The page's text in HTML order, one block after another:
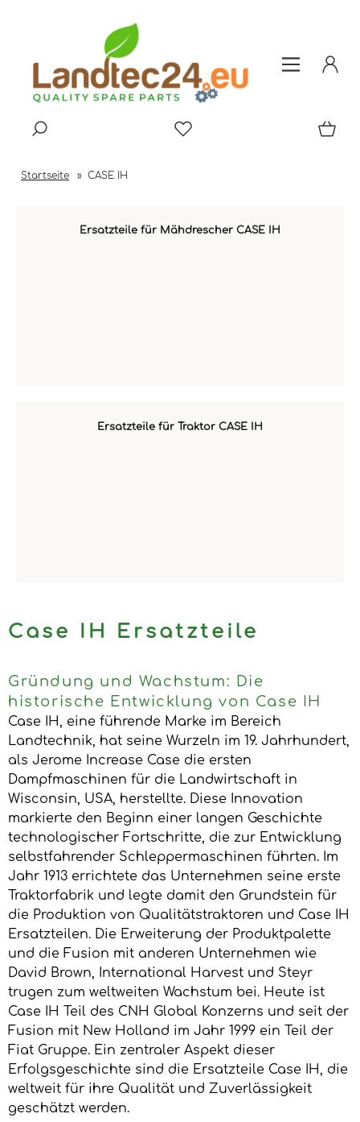
Startseite » CASE IH
Ersatzteile für Mähdrescher CASE IH
Ersatzteile für Traktor CASE IH
Case IH Ersatzteile
Gründung und Wachstum: Die
historische Entwicklung von Case IH
Case IH, eine führende Marke im Bereich
Landtechnik, hat seine Wurzeln im 19. Jahrhundert,
als Jerome Increase Case die ersten
Dampfmaschinen für die Landwirtschaft in
Wisconsin, USA, herstellte. Diese Innovation
markierte den Beginn einer langen Geschichte
technologischer Fortschritte, die zur Entwicklung
selbstfahrender Schleppermaschinen führten. Im
Jahr 1913 errichtete das Unternehmen seine erste
Traktorfabrik und legte damit den Grundstein für
die Produktion von Qualitätstraktoren und Case IH
Ersatzteilen. Die Erweiterung der Produktpalette
und die Fusion mit anderen Unternehmen wie
David Brown, International Harvest und Steyr
trugen zum weltweiten Wachstum bei. Heute ist
Case IH Teil des CNH Global Konzerns und seit der
Fusion mit New Holland im Jahr 1999 ein Teil der
Fiat Gruppe. Ein zentraler Aspekt dieser
Erfolgsgeschichte sind die Ersatzteile Case IH, die
weltweit für ihre Qualität und Zuverlässigkeit
geschätzt werden.